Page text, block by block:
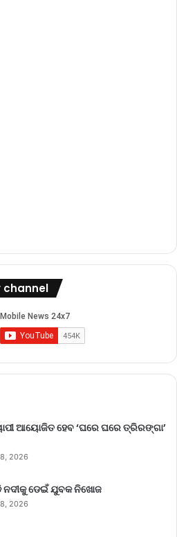
channel
ଆୟୋଜିତ ହେବ ‘ଘରେ ଘରେ ତ୍ରିରଙ୍ଗା’
2026
ନଦୀକୁ ଡେଇଁ ଯୁବକ ନିଖୋଜ
2026